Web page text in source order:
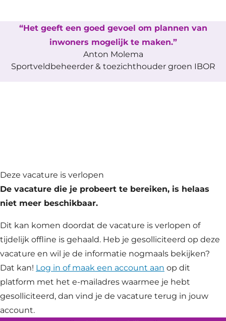
Het geeft een goed gevoel om plannen van
inwoners mogelijk te maken.
Anton Molema
Sportveldbeheerder & toezichthouder groen IBOR
Deze vacature is verlopen
De vacature die je probeert te bereiken, is helaas
niet meer beschikbaar.
Dit kan komen doordat de vacature is verlopen of
tijdelijk offline is gehaald. Heb je gesolliciteerd op deze
vacature en wil je de informatie nogmaals bekijken?
Dat kan! Log in of maak een account aan op dit
platform met het e-mailadres waarmee je hebt
gesolliciteerd, dan vind je de vacature terug in jouw
account.